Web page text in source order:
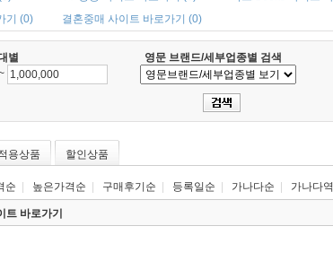
기 (0)
결혼중매 사이트 바로가기 (0)
별 영문 브랜드/세부업종별 검색
용상품 할인상품
순 높은가격순 구매후기순 등록일순 가나다순 가나다
트 바로가기